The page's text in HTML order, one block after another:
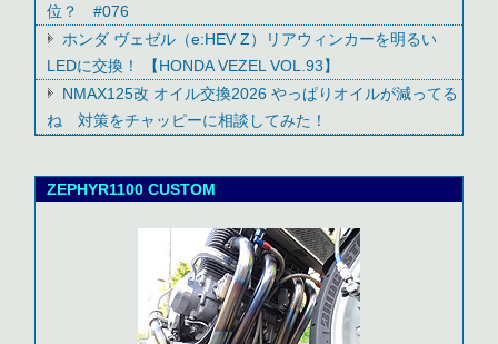
位？ #076
ホンダ ヴェゼル（e:HEV Z）リアウィンカーを明るい
LEDに交換！ 【HONDA VEZEL VOL.93】
NMAX125改 オイル交換2026 やっぱりオイルが減ってる
ね 対策をチャッピーに相談してみた！
ZEPHYR1100 CUSTOM